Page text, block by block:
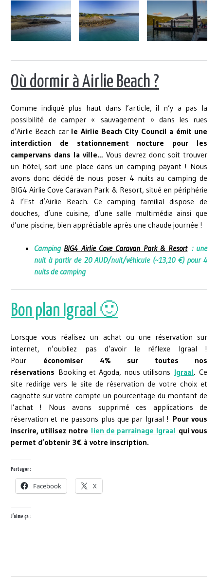
Où dormir à Airlie Beach ?
Comme indiqué plus haut dans l’article, il n’y a pas la
possibilité de camper « sauvagement » dans les rues
d’Airlie Beach car le Airlie Beach City Council a émit une
interdiction de stationnement nocture pour les
campervans dans la ville… Vous devrez donc soit trouver
un hôtel, soit une place dans un camping payant ! Nous
avons donc décidé de nous poser 4 nuits au camping de
BIG4 Airlie Cove Caravan Park & Resort, situé en périphérie
à l’Est d’Airlie Beach. Ce camping familial dispose de
douches, d’une cuisine, d’une salle multimédia ainsi que
d’une piscine, bien appréciable après une chaude journée !
Camping BIG4 Airlie Cove Caravan Park & Resort: une
nuit à partir de 20 AUD/nuit/véhicule (~13,10 €) pour 4
nuits de camping
Bon plan Igraal 🙂
Lorsque vous réalisez un achat ou une réservation sur
internet, n’oubliez pas d’avoir le réflexe Igraal !
Pour économiser 4% sur toutes nos
réservations Booking et Agoda, nous utilisons Igraal. Ce
site redirige vers le site de réservation de votre choix et
cagnotte sur votre compte un pourcentage du montant de
l’achat ! Nous avons supprimé ces applications de
réservation et ne passons plus que par Igraal ! Pour vous
inscrire, utilisez notre lien de parrainage Igraal qui vous
permet d’obtenir 3€ à votre inscription.
Partager :
Facebook X
J’aime ça :